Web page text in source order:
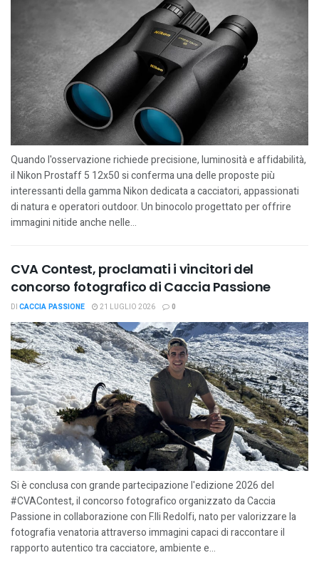
Quando l'osservazione richiede precisione, luminosità e affidabilità,
il Nikon Prostaff 5 12x50 si conferma una delle proposte più
interessanti della gamma Nikon dedicata a cacciatori, appassionati
di natura e operatori outdoor. Un binocolo progettato per offrire
immagini nitide anche nelle...
CVA Contest, proclamati i vincitori del
concorso fotografico di Caccia Passione
DI CACCIA PASSIONE 21 LUGLIO 2026 0
Si è conclusa con grande partecipazione l'edizione 2026 del
#CVAContest, il concorso fotografico organizzato da Caccia
Passione in collaborazione con F.lli Redolfi, nato per valorizzare la
fotografia venatoria attraverso immagini capaci di raccontare il
rapporto autentico tra cacciatore, ambiente e...